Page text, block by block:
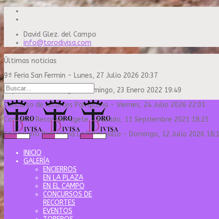
David Glez. del Campo
info@torodivisa.com
Últimas noticias
9ª Feria San Fermin - Lunes, 27 Julio 2026 20:37
Capea Sanse Domingo
Domingo, 23 Enero 2022 19:49
Concurso de recortes Pamplona - Viernes, 24 Julio 2026 22:01
Concurso Recortes Algete-Sábado, 11 Septiembre 2021 18:25
6º Encierro Pamplona La Palmosilla - Domingo, 12 Julio 2026
INICIO
GALERÍA
ENCIERROS
EN LA PLAZA
EN EL CAMPO
CONCURSOS DE
RECORTES
EVENTOS